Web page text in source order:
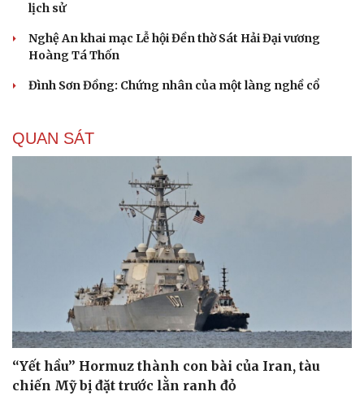
lịch sử
Nghệ An khai mạc Lễ hội Đền thờ Sát Hải Đại vương
Hoàng Tá Thốn
Đình Sơn Đồng: Chứng nhân của một làng nghề cổ
QUAN SÁT
“Yết hầu” Hormuz thành con bài của Iran, tàu
chiến Mỹ bị đặt trước lằn ranh đỏ